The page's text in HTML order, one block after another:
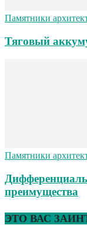
Памятники
Тяговый
Памятники
преимущества
ЭТО ВАС